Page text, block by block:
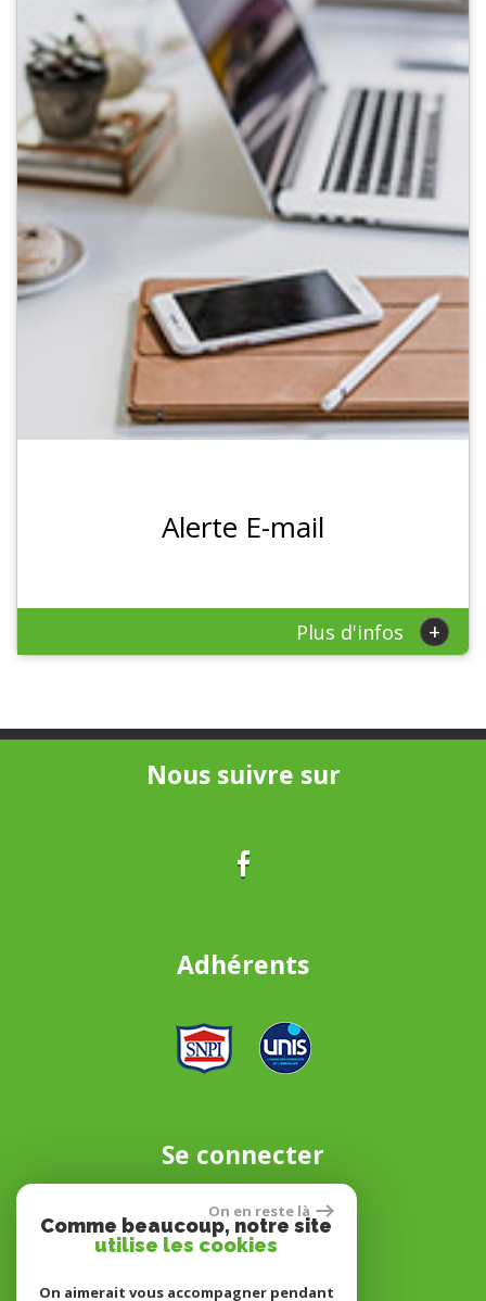
Alerte E-mail
Plus d'infos +
Nous suivre sur
Adhérents
Se connecter
Espace propriétaire
On en reste là
Comme beaucoup, notre site
utilise les cookies
On aimerait vous accompagner pendant